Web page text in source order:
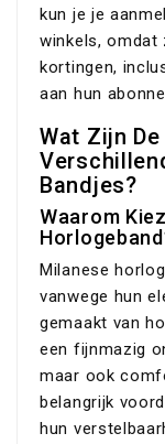
kun je je
winkels, omdat
kortingen,
aan hun
Wat Zijn
Bandjes?
Waarom
Milanese
vanwege hun
gemaakt van
een fijnmazig
maar ook
belangrijk
hun